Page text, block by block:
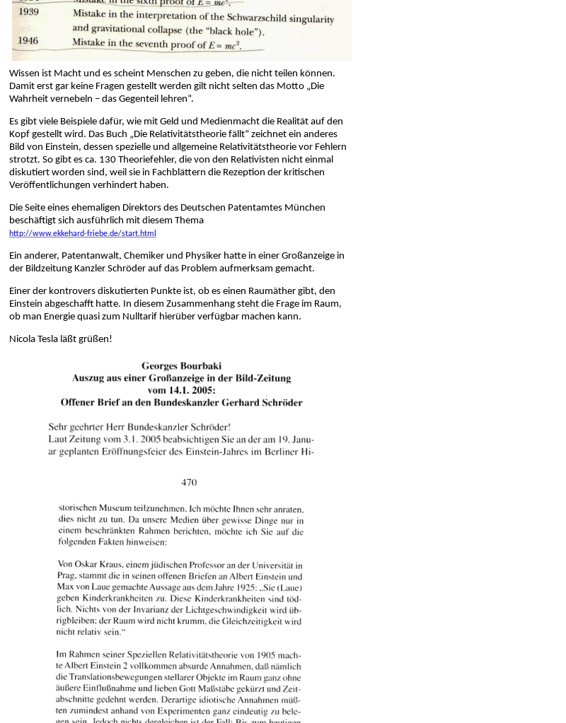
Wissen ist Macht und es scheint Menschen zu geben, die nicht teilen können.
Damit erst gar keine Fragen gestellt werden gilt nicht selten das Motto „Die
Wahrheit vernebeln – das Gegenteil lehren“.
Es gibt viele Beispiele dafür, wie mit Geld und Medienmacht die Realität auf den
Kopf gestellt wird. Das Buch „Die Relativitätstheorie fällt“ zeichnet ein anderes
Bild von Einstein, dessen spezielle und allgemeine Relativitätstheorie vor Fehlern
strotzt. So gibt es ca. 130 Theoriefehler, die von den Relativisten nicht einmal
diskutiert worden sind, weil sie in Fachblättern die Rezeption der kritischen
Veröffentlichungen verhindert haben.
Die Seite eines ehemaligen Direktors des Deutschen Patentamtes München
beschäftigt sich ausführlich mit diesem Thema
http://www.ekkehard-friebe.de/start.html
Ein anderer, Patentanwalt, Chemiker und Physiker hatte in einer Großanzeige in
der Bildzeitung Kanzler Schröder auf das Problem aufmerksam gemacht.
Einer der kontrovers diskutierten Punkte ist, ob es einen Raumäther gibt, den
Einstein abgeschafft hatte. In diesem Zusammenhang steht die Frage im Raum,
ob man Energie quasi zum Nulltarif hierüber verfügbar machen kann.
Nicola Tesla läßt grüßen!